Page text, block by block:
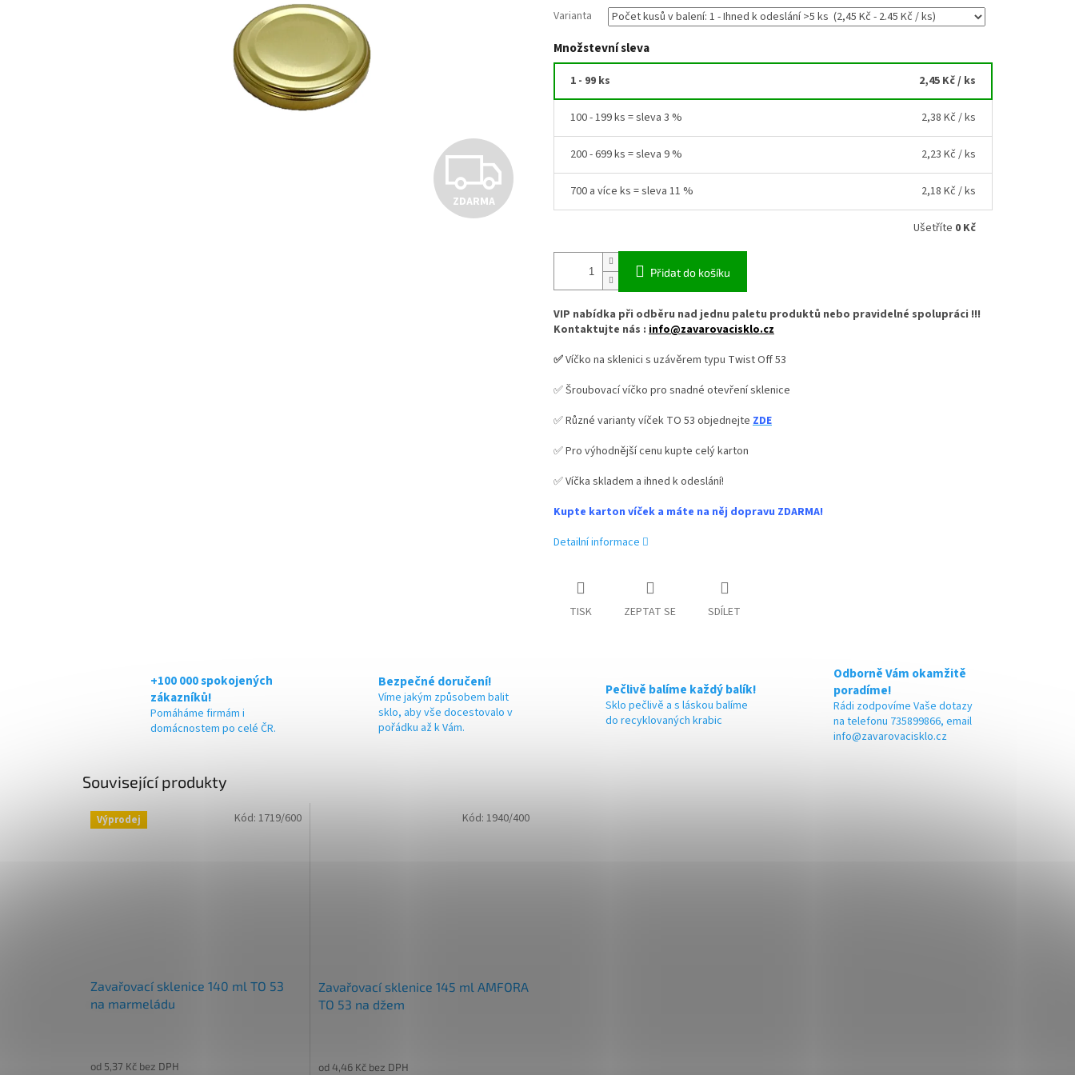
Z
ZDARMA
Varianta
Množstevní sleva
1 - 99 ks 2,45 Kč/ ks
100 - 199 ks = sleva 3 % 2,38 Kč / ks
200 - 699 ks = sleva 9 % 2,23 Kč / ks
700 a více ks = sleva 11 % 2,18 Kč / ks
Ušetříte 0 Kč
Přidat do košíku
VIP nabídka při odběru nad jednu paletu produktů nebo pravidelné spolupráci !!!
Kontaktujte nás : info@zavarovacisklo.cz
✅Víčko na sklenici s uzávěrem typu Twist Off 53
✅ Šroubovací víčko pro snadné otevření sklenice
✅ Různé varianty víček TO 53 objednejte ZDE
✅ Pro výhodnější cenu kupte celý karton
✅ Víčka skladem a ihned k odeslání!
Kupte karton víček a máte na něj dopravu ZDARMA!
Detailní informace
TISK ZEPTAT SE SDÍLET
+100 000 spokojených
zákazníků!
Pomáháme firmám i
domácnostem po celé ČR.
Bezpečné doručení!
Víme jakým způsobem balit
sklo, aby vše docestovalo v
pořádku až k Vám.
Pečlivě balíme každý balík!
Sklo pečlivě a s láskou balíme
do recyklovaných krabic
Odborně Vám okamžitě
poradíme!
Rádi zodpovíme Vaše dotazy
na telefonu 735899866, email
info@zavarovacisklo.cz
Související produkty
Výprodej
Zavařovací sklenice 140 ml TO 53
na marmeládu
od 5,37 Kč bez DPH
Kód: 1719/600
Zavařovací sklenice 145 ml AMFORA
TO 53 na džem
od 4,46 Kč bez DPH
Kód: 1940/400